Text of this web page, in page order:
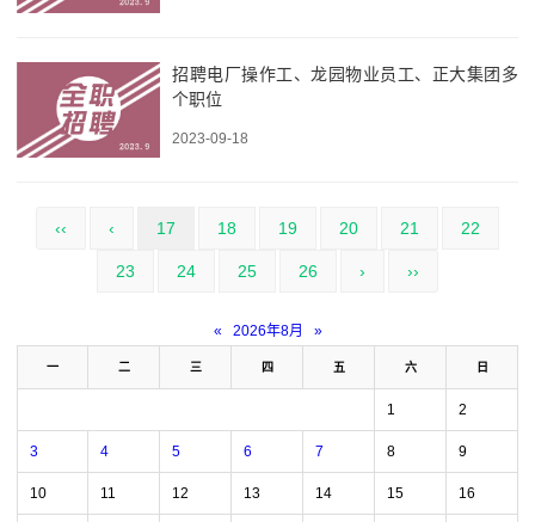
招聘电厂操作工、龙园物业员工、正大集团多
个职位
2023-09-18
‹‹ ‹ 17 18 19 20 21 22
23 24 25 26 › ››
« 2026年8月 »
一 二 三 四 五 六 日
1 2
3 4 5 6 7 8 9
10 11 12 13 14 15 16